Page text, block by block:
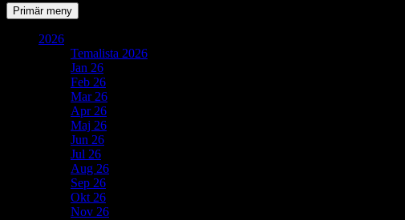
SökPrimär meny Gå
till
2026
Temalista 2026
Jan 26
Feb 26
Mar 26
Apr 26
Maj 26
Jun 26
Jul 26
Aug 26
Sep 26
Okt 26
Nov 26